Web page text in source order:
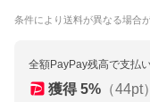
条件により送料が異なる場合
全額PayPay残高で支払
獲得 5% （44pt）